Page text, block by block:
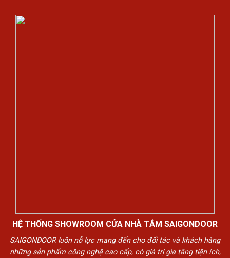
HỆ THỐNG SHOWROOM CỬA NHÀ TẮM SAIGONDOOR
SAIGONDOOR luôn nỗ lực mang đến cho đối tác và khách hàng
những sản phẩm công nghệ cao cấp, có giá trị gia tăng tiện ích,